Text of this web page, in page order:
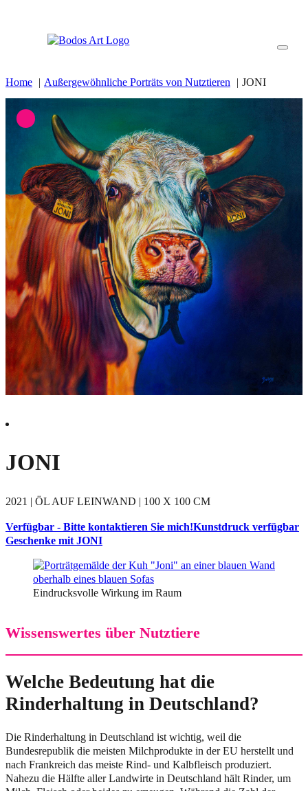
Home Außergewöhnliche Porträts von Nutztieren JONI
JONI
2021 | ÖL AUF LEINWAND | 100 X 100 CM
Verfügbar - Bitte kontaktieren Sie mich!Kunstdruck verfügbar
Geschenke mit JONI
Eindrucksvolle Wirkung im Raum
Wissenswertes über Nutztiere
Welche Bedeutung hat die
Rinderhaltung in Deutschland?
Die Rinderhaltung in Deutschland ist wichtig, weil die
Bundesrepublik die meisten Milchprodukte in der EU herstellt und
nach Frankreich das meiste Rind- und Kalbfleisch produziert.
Nahezu die Hälfte aller Landwirte in Deutschland hält Rinder, um